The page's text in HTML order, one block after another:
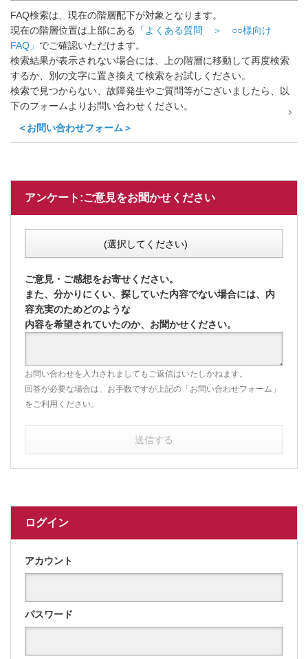
FAQ検索は、現在の階層配下が対象となります。
現在の階層位置は上部にある
「よくある質問 ＞ ○○様向け
FAQ」 でご確認いただけます。
検索結果が表示されない場合には、上の階層に移動して再度検索
するか、別の文字に置き換えて検索をお試しください。
検索で見つからない、故障発生やご質問等がございましたら、以
下のフォームよりお問い合わせください。
＜お問い合わせフォーム＞
アンケート:ご意見をお聞かせください
(選択してください)
ご意見・ご感想をお寄せください。
また、分かりにくい、探していた内容でない場合には、内
容充実のためどのような
内容を希望されていたのか、お聞かせください。
お問い合わせを入力されましてもご返信はいたしかねます。
回答が必要な場合は、お手数ですが上記の「お問い合わせフォーム」
をご利用ください。
送信する
ログイン
アカウント
パスワード